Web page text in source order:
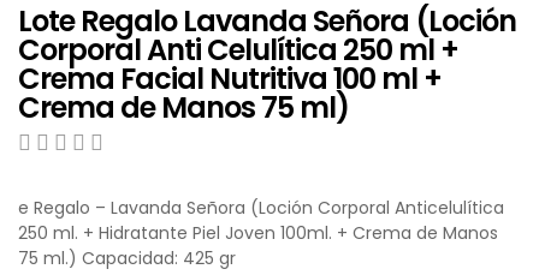
Lote Regalo Lavanda Señora (Loción
Corporal Anti Celulítica 250 ml +
Crema Facial Nutritiva 100 ml +
Crema de Manos 75 ml)
u
t
o
e Regalo – Lavanda Señora (Loción Corporal Anticelulítica
250 ml. + Hidratante Piel Joven 100ml. + Crema de Manos
75 ml.) Capacidad: 425 gr